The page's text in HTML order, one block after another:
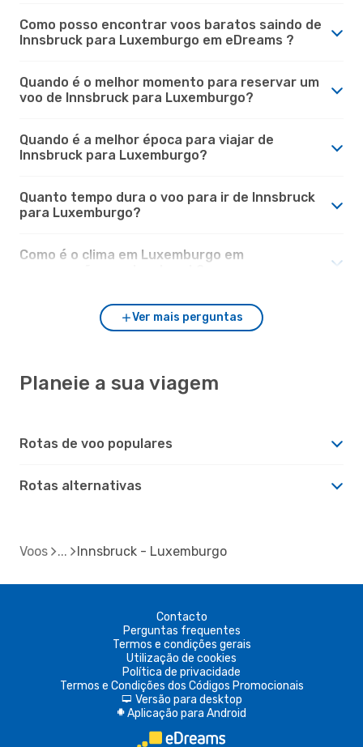
Como posso encontrar voos baratos saindo de
Innsbruck para Luxemburgo em eDreams ?
Quando é o melhor momento para reservar um
voo de Innsbruck para Luxemburgo?
Quando é a melhor época para viajar de
Innsbruck para Luxemburgo?
Quanto tempo dura o voo para ir de Innsbruck
para Luxemburgo?
Como é o clima em Luxemburgo em
Ver mais perguntas
Planeie a sua viagem
Rotas de voo populares
Rotas alternativas
Voos Innsbruck - Luxemburgo
Contacto
Perguntas frequentes
Termos e condições gerais
Utilização de cookies
Política de privacidade
Termos e Condições dos Códigos Promocionais
d Versão para desktop
A Aplicação para Android